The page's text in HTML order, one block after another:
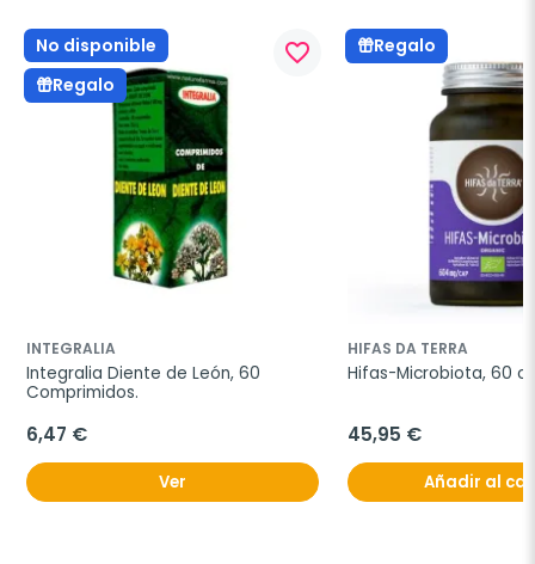
No disponible
Regalo
favorite_border
INTEGRALIA
Integralia Diente de León, 60
Comprimidos.
6,47 €
Ver
Regalo
HIFAS DA TERRA
Hifas-Microbiota, 60
45,95 €
Añadir al